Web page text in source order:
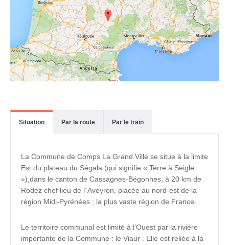
Situation Par la route Par le train
La Commune de Comps La Grand Ville se situe à la limite
Est du plateau du Ségala (qui signifie « Terre à Seigle
»),dans le canton de Cassagnes-Bégonhes, à 20 km de
Rodez chef lieu de l’ Aveyron, placée au nord-est de la
région Midi-Pyrénées ; la plus vaste région de France.
Le territoire communal est limité à l’Ouest par la rivière
importante de la Commune : le Viaur . Elle est reliée à la